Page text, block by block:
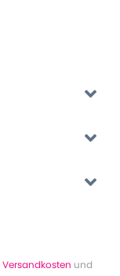
Versandkosten und